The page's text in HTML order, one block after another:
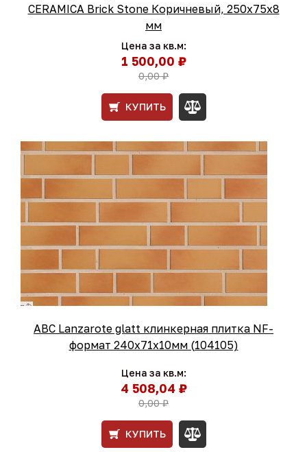
CERAMICA Brick Stone Коричневый, 250х75х8
мм
Цена за кв.м:
1 500,00 ₽
0,00 ₽
КУПИТЬ
ABC Lanzarote glatt клинкерная плитка NF-
формат 240x71x10мм (104105)
Цена за кв.м:
4 508,04 ₽
0,00 ₽
КУПИТЬ